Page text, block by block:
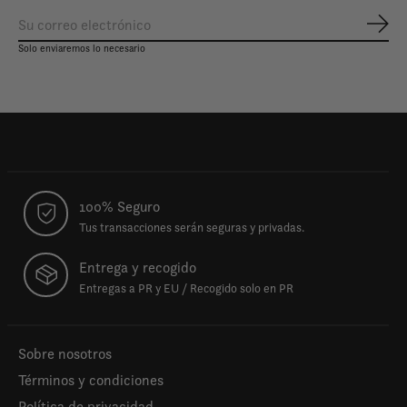
Solo enviaremos lo necesario
100% Seguro
Tus transacciones serán seguras y privadas.
Entrega y recogido
Entregas a PR y EU / Recogido solo en PR
Sobre nosotros
Términos y condiciones